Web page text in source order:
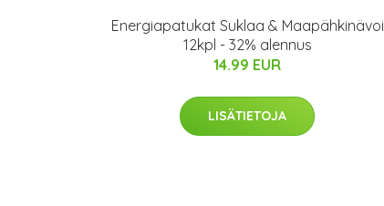
Energiapatukat Suklaa & Maapähkinävoi
12kpl - 32% alennus
14.99 EUR
LISÄTIETOJA